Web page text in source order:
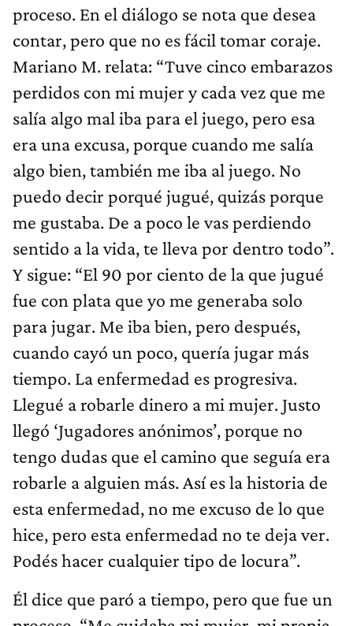
proceso. En el diálogo se nota que desea
contar, pero que no es fácil tomar coraje.
Mariano M. relata: “Tuve cinco embarazos
perdidos con mi mujer y cada vez que me
salía algo mal iba para el juego, pero esa
era una excusa, porque cuando me salía
algo bien, también me iba al juego. No
puedo decir porqué jugué, quizás porque
me gustaba. De a poco le vas perdiendo
sentido a la vida, te lleva por dentro todo”.
Y sigue: “El 90 por ciento de la que jugué
fue con plata que yo me generaba solo
para jugar. Me iba bien, pero después,
cuando cayó un poco, quería jugar más
tiempo. La enfermedad es progresiva.
Llegué a robarle dinero a mi mujer. Justo
llegó ‘Jugadores anónimos’, porque no
tengo dudas que el camino que seguía era
robarle a alguien más. Así es la historia de
esta enfermedad, no me excuso de lo que
hice, pero esta enfermedad no te deja ver.
Podés hacer cualquier tipo de locura”.
Él dice que paró a tiempo, pero que fue un